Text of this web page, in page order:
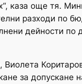
каза още тя.
разходи по
дейности по
Виолета
за допускане